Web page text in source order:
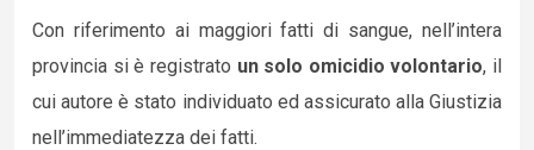
Con riferimento ai maggiori fatti di sangue, nell’intera
provincia si è registrato un solo omicidio volontario, il
cui autore è stato individuato ed assicurato alla Giustizia
nell’immediatezza dei fatti.